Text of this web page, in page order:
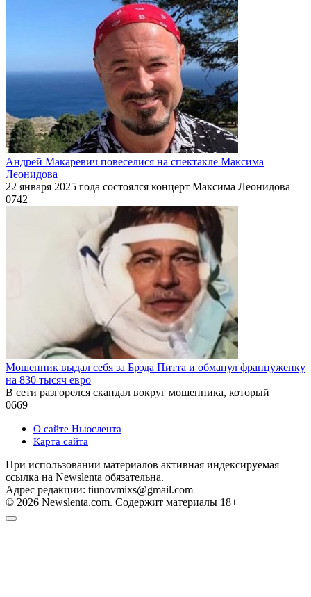
Андрей Макаревич повеселися на спектакле Максима
Леонидова
22 января 2025 года состоялся концерт Максима Леонидова
0742
Мошенник выдал себя за Брэда Питта и обманул француженку
на 830 тысяч евро
В сети разгорелся скандал вокруг мошенника, который
0669
О сайте Ньюслента
Карта сайта
При использовании материалов активная индексируемая
ссылка на Newslenta обязательна.
Адрес редакции: tiunovmixs@gmail.com
© 2026 Newslenta.com. Содержит материалы 18+